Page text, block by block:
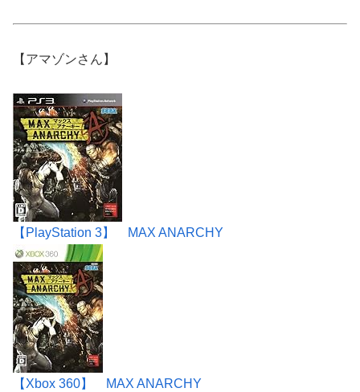
【アマゾンさん】
【PlayStation 3】 MAX ANARCHY
【Xbox 360】 MAX ANARCHY